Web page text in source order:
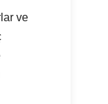
ve